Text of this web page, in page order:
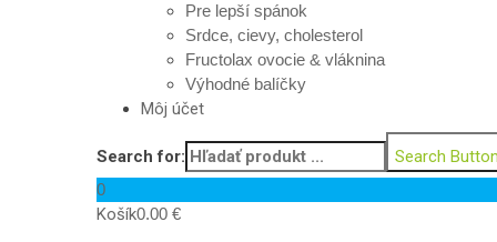
Pre lepší spánok
Srdce, cievy, cholesterol
Fructolax ovocie & vláknina
Výhodné balíčky
Môj účet
Search for: Search
0
Košík0.00 €